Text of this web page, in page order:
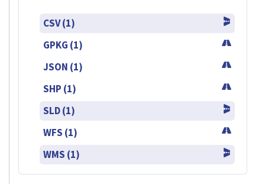
CSV (1)
GPKG (1)
JSON (1)
SHP (1)
SLD (1)
WFS (1)
WMS (1)